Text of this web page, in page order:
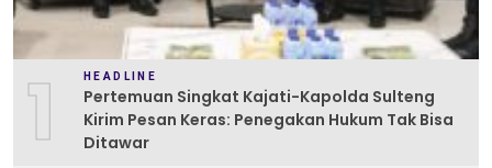
1 HEADLINE
Pertemuan Singkat Kajati-Kapolda Sulteng
Kirim Pesan Keras: Penegakan Hukum Tak Bisa
Ditawar